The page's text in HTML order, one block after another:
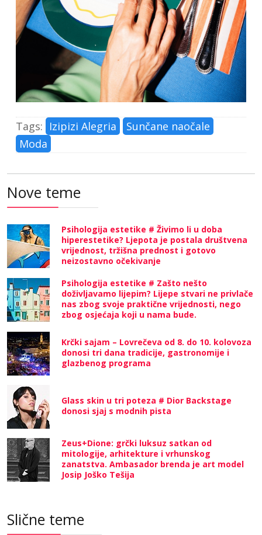
Tags: Izipizi Alegria
Sunčane naočale
Moda
Nove teme
Psihologija estetike # Živimo li u doba
hiperestetike? Ljepota je postala društvena
vrijednost, tržišna prednost i gotovo
neizostavno očekivanje
Psihologija estetike # Zašto nešto
doživljavamo lijepim? Lijepe stvari ne privlače
nas zbog svoje praktične vrijednosti, nego
zbog osjećaja koji u nama bude.
Krčki sajam – Lovrečeva od 8. do 10. kolovoza
donosi tri dana tradicije, gastronomije i
glazbenog programa
Glass skin u tri poteza # Dior Backstage
donosi sjaj s modnih pista
Zeus+Dione: grčki luksuz satkan od
mitologije, arhitekture i vrhunskog
zanatstva. Ambasador brenda je art model
Josip Joško Tešija
Slične teme